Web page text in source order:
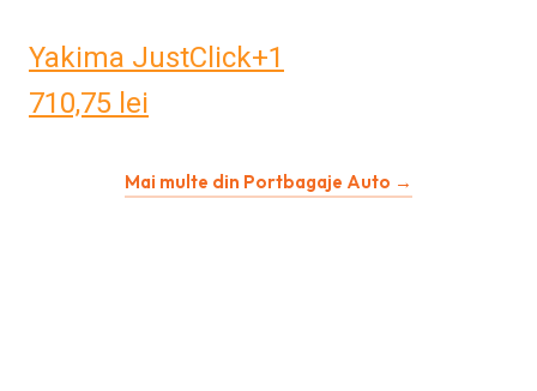
Yakima JustClick+1
710,75 lei
Mai multe din Portbagaje Auto →